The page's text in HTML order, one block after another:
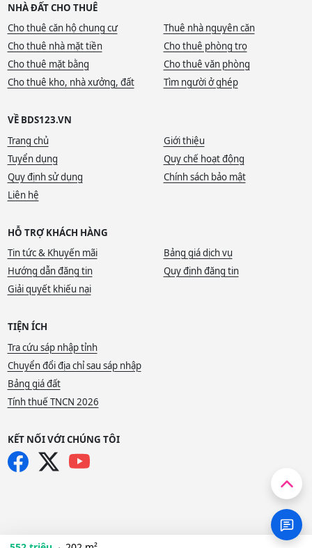
NHÀ ĐẤT CHO THUÊ
Cho thuê căn hộ chung cư
Thuê nhà nguyên căn
Cho thuê nhà mặt tiền
Cho thuê phòng trọ
Cho thuê mặt bằng
Cho thuê văn phòng
Cho thuê kho, nhà xưởng, đất
Tìm người ở ghép
VỀ BDS123.VN
Trang chủ
Giới thiệu
Tuyển dụng
Quy chế hoạt động
Quy định sử dụng
Chính sách bảo mật
Liên hệ
HỖ TRỢ KHÁCH HÀNG
Tin tức & Khuyến mãi
Bảng giá dịch vụ
Hướng dẫn đăng tin
Quy định đăng tin
Giải quyết khiếu nại
TIỆN ÍCH
Tra cứu sáp nhập tỉnh
Chuyển đổi địa chỉ sau sáp nhập
Bảng giá đất
Tính thuế TNCN 2026
KẾT NỐI VỚI CHÚNG TÔI